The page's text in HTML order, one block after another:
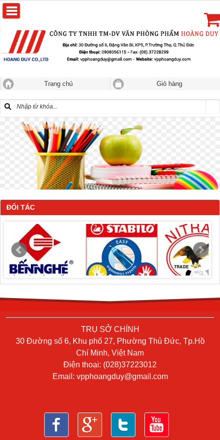
Trang chủ Giỏ hàng
ĐỐI TÁC
TRỤ SỞ CHÍNH
30 Đường số 6, Khu phố 27, Phường Thủ Đức, Tp.Hồ
Chí Minh, Việt Nam
Điện thoại: (028)37223012
Email: vpphoangduy@gmail.com